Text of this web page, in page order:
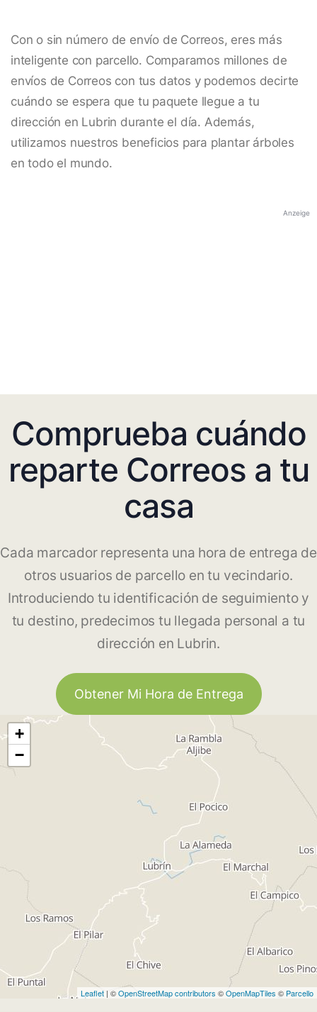
Con o sin número de envío de Correos, eres más
inteligente con parcello. Comparamos millones de
envíos de Correos con tus datos y podemos decirte
cuándo se espera que tu paquete llegue a tu
dirección en Lubrin durante el día. Además,
utilizamos nuestros beneficios para plantar árboles
en todo el mundo.
Anzeige
Comprueba cuándo
reparte Correos a tu
casa
Cada marcador representa una hora de entrega de
otros usuarios de parcello en tu vecindario.
Introduciendo tu identificación de seguimiento y
tu destino, predecimos tu llegada personal a tu
dirección en Lubrin.
Obtener Mi Hora de Entrega
+
−
Leaflet | ©OpenStreetMap contributors ©OpenMapTiles © Parcello